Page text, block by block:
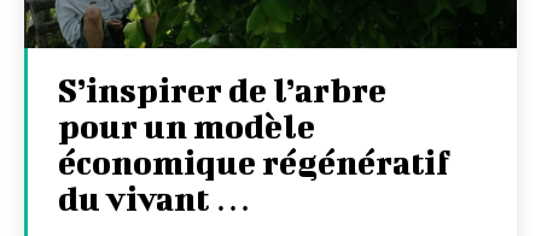
S’inspirer de l’arbre
pour un modèle
économique régénératif
du vivant …